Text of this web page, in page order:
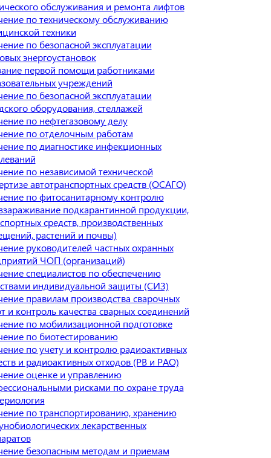
обслуживания и ремонта лифтов
по техническому обслуживанию
техники
по безопасной эксплуатации
энергоустановок
первой помощи работниками
учреждений
по безопасной эксплуатации
оборудования, стеллажей
по нефтегазовому делу
по отделочным работам
по диагностике инфекционных
по независимой технической
автотранспортных средств (ОСАГО)
по фитосанитарному контролю
подкарантинной продукции,
средств, производственных
растений и почвы)
руководителей частных охранных
ЧОП (организаций)
специалистов по обеспечению
индивидуальной защиты (СИЗ)
правилам производства сварочных
и контроль качества сварных соединений
по мобилизационной подготовке
по биотестированию
по учету и контролю радиоактивных
и радиоактивных отходов (РВ и РАО)
оценке и управлению
рисками по охране труда
по транспортированию, хранению
лекарственных
безопасным методам и приемам